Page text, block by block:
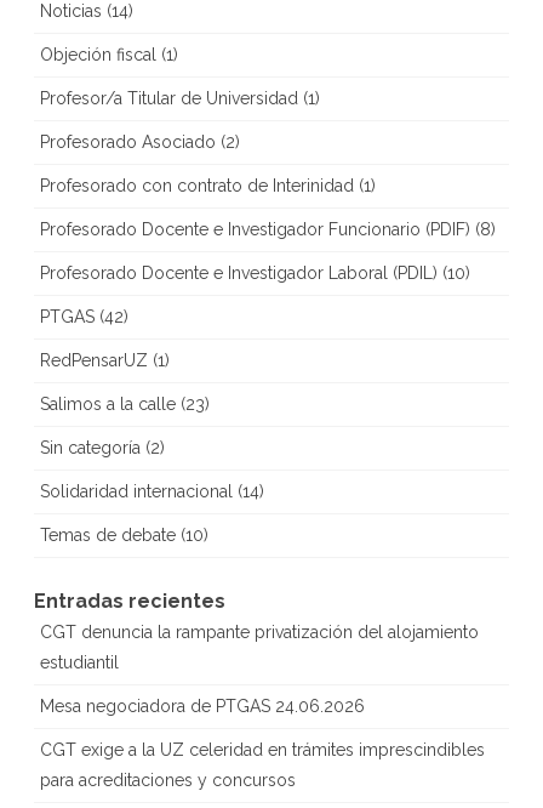
Noticias (14)
Objeción fiscal (1)
Profesor/a Titular de Universidad (1)
Profesorado Asociado (2)
Profesorado con contrato de Interinidad (1)
Profesorado Docente e Investigador Funcionario (PDIF) (8)
Profesorado Docente e Investigador Laboral (PDIL) (10)
PTGAS (42)
RedPensarUZ (1)
Salimos a la calle (23)
Sin categoría (2)
Solidaridad internacional (14)
Temas de debate (10)
Entradas recientes
CGT denuncia la rampante privatización del alojamiento
estudiantil
Mesa negociadora de PTGAS 24.06.2026
CGT exige a la UZ celeridad en trámites imprescindibles
para acreditaciones y concursos